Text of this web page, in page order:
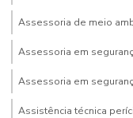
Assessoria de meio
Assessoria em
Assessoria em
Assistência técnica